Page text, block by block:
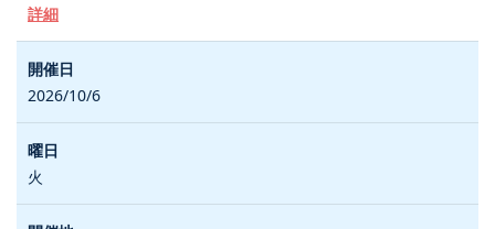
詳細
2026/10/6
火